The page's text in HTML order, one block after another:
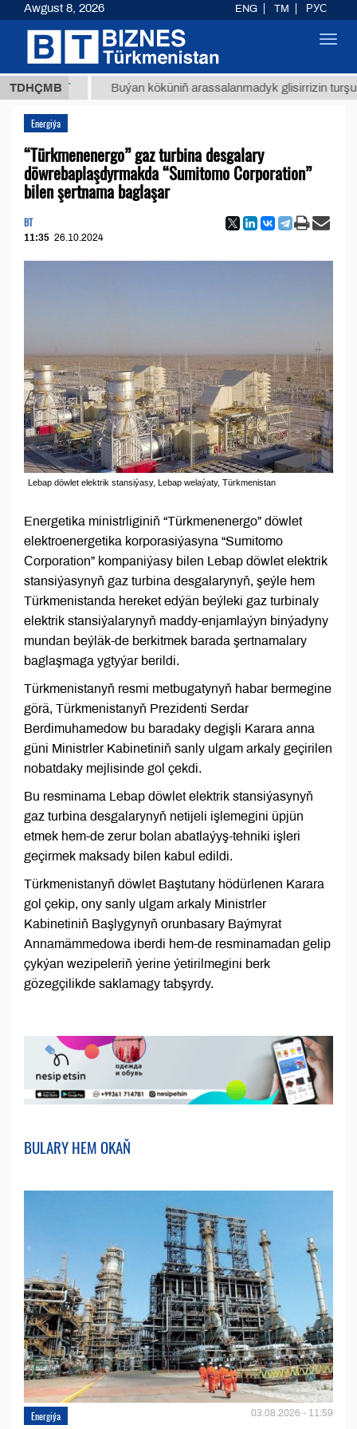
TDHÇMB
ТМТ Buýan köküniň arassalanmadyk glisirrizin turşusy (t.)
Energiýa
“Türkmenenergo” gaz turbina desgalary
döwrebaplaşdyrmakda “Sumitomo Corporation”
bilen şertnama baglaşar
BT
11:35 26.10.2024
Lebap döwlet elektrik stansiýasy, Lebap welaýaty, Türkmenistan
Energetika ministrliginiň “Türkmenenergo” döwlet
elektroenergetika korporasiýasyna “Sumitomo
Сorporation” kompaniýasy bilen Lebap döwlet elektrik
stansiýasynyň gaz turbina desgalarynyň, şeýle hem
Türkmenistanda hereket edýän beýleki gaz turbinaly
elektrik stansiýalarynyň maddy-enjamlaýyn binýadyny
mundan beýläk-de berkitmek barada şertnamalary
baglaşmaga ygtyýar berildi.
Türkmenistanyň resmi metbugatynyň habar bermegine
görä, Türkmenistanyň Prezidenti Serdar
Berdimuhamedow bu baradaky degişli Karara anna
güni Ministrler Kabinetiniň sanly ulgam arkaly geçirilen
nobatdaky mejlisinde gol çekdi.
Bu resminama Lebap döwlet elektrik stansiýasynyň
gaz turbina desgalarynyň netijeli işlemegini üpjün
etmek hem-de zerur bolan abatlaýyş-tehniki işleri
geçirmek maksady bilen kabul edildi.
Türkmenistanyň döwlet Baştutany hödürlenen Karara
gol çekip, ony sanly ulgam arkaly Ministrler
Kabinetiniň Başlygynyň orunbasary Baýmyrat
Annamämmedowa iberdi hem-de resminamadan gelip
çykýan wezipeleriň ýerine ýetirilmegini berk
gözegçilikde saklamagy tabşyrdy.
BULARY HEM OKAŇ
Energiýa 03.08.2026 - 11:59
Awgust 8, 2026 ENG TM РУС